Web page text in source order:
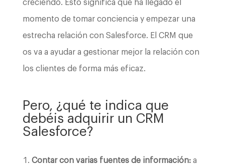
creciendo. Esto significa que ha llegado el
momento de tomar conciencia y empezar una
estrecha relación con Salesforce. El CRM que
os va a ayudar a gestionar mejor la relación con
los clientes de forma más eficaz.
Pero, ¿qué te indica que
debéis adquirir un CRM
Salesforce?
Contar con varias fuentes de información:a